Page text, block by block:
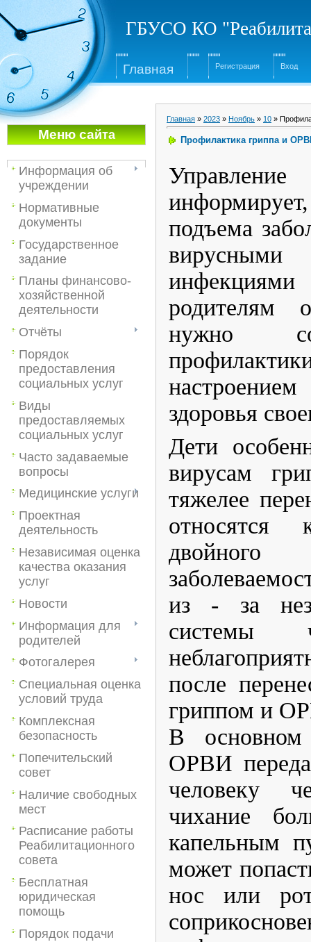
ГБУСО КО
Главная Регистрация Вход
Меню сайта
Информация об
учреждении
Нормативные
документы
Государственное
задание
Планы финансово-
хозяйственной
деятельности
Отчёты
Порядок
предоставления
социальных услуг
Виды
предоставляемых
социальных услуг
Часто задаваемые
вопросы
Медицинские услуги
Проектная
деятельность
Независимая оценка
качества оказания
услуг
Новости
Информация для
родителей
Фотогалерея
Специальная оценка
условий труда
Комплексная
безопасность
Попечительский
совет
Наличие свободных
мест
Расписание работы
Реабилитационного
совета
Бесплатная
юридическая
помощь
Порядок подачи
Главная » 2023 » Ноябрь » 10 »
Профилактика гриппа и
Управление
подъема
вирусными
родителям
нужно
здоровья
Дети
вирусам
тяжелее
относятся
из - за
системы
после
гриппом и
В
ОРВИ
человеку
чихание
капельным
может
нос или